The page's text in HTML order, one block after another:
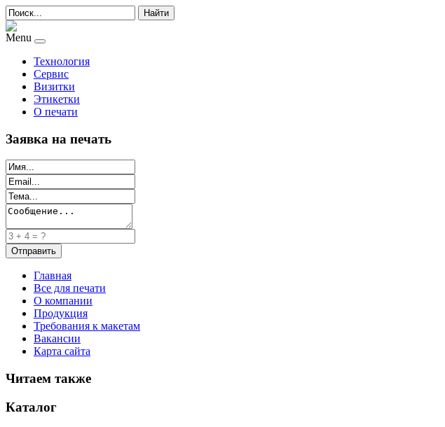
Найти
Menu
Технология
Сервис
Визитки
Этикетки
О печати
Заявка на печать
Главная
Все для печати
О компании
Продукция
Требования к макетам
Вакансии
Карта сайта
Читаем также
Каталог